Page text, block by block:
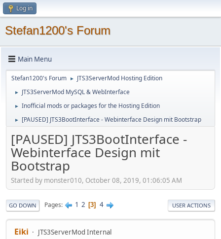
Log in
Stefan1200's Forum
Main Menu
Stefan1200's Forum ► JTS3ServerMod Hosting Edition
► JTS3ServerMod MySQL & WebInterface
► Inofficial mods or packages for the Hosting Edition
► [PAUSED] JTS3BootInterface - Webinterface Design mit Bootstrap
[PAUSED] JTS3BootInterface -
Webinterface Design mit
Bootstrap
Started by monster010, October 08, 2019, 01:06:05 AM
GO DOWN Pages 1 2 3 4 USER ACTIONS
Eiki
JTS3ServerMod Internal